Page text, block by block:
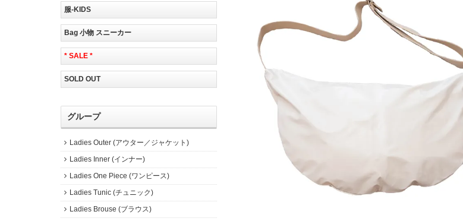
服-KIDS
Bag 小物 スニーカー
* SALE *
SOLD OUT
グループ
Ladies Outer (アウター／ジャケット)
Ladies Inner (インナー)
Ladies One Piece (ワンピース)
Ladies Tunic (チュニック)
Ladies Brouse (ブラウス)